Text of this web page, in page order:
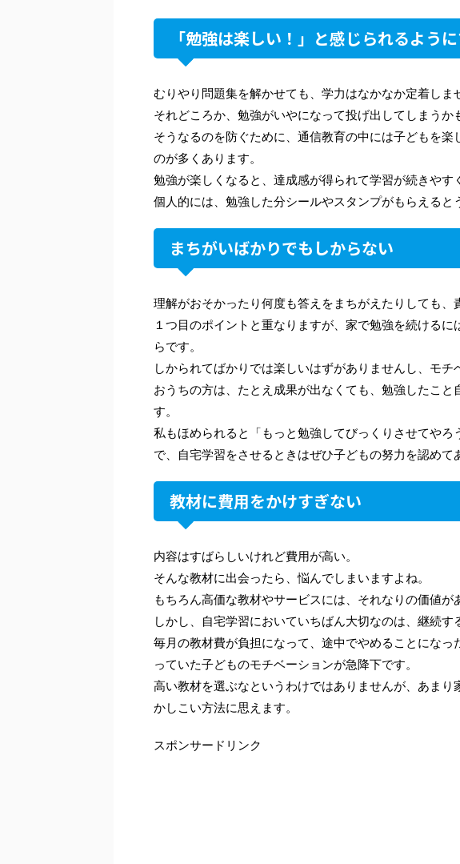
「勉強は楽しい！」と感じられるよう
むりやり問題集を解かせても、学力はなかなか定着しま
それどころか、勉強がいやになって投げ出してしまうか
そうなるのを防ぐために、通信教育の中には子どもを
のが多くあります。
勉強が楽しくなると、達成感が得られて学習が続きやす
個人的には、勉強した分シールやスタンプがもらえると
まちがいばかりでもしからない
理解がおそかったり何度も答えをまちがえたりしても、
１つ目のポイントと重なりますが、家で勉強を続ける
らです。
しかられてばかりでは楽しいはずがありませんし、モチ
おうちの方は、たとえ成果が出なくても、勉強したこと
す。
私もほめられると「もっと勉強してびっくりさせてや
で、自宅学習をさせるときはぜひ子どもの努力を認めて
教材に費用をかけすぎない
内容はすばらしいけれど費用が高い。
そんな教材に出会ったら、悩んでしまいますよね。
もちろん高価な教材やサービスには、それなりの価値が
しかし、自宅学習においていちばん大切なのは、継続す
毎月の教材費が負担になって、途中でやめることにな
っていた子どものモチベーションが急降下です。
高い教材を選ぶなというわけではありませんが、あま
かしこい方法に思えます。
スポンサードリンク